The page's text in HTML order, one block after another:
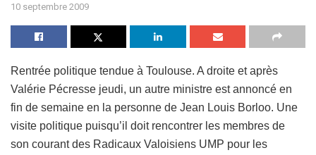
10 septembre 2009
Rentrée politique tendue à Toulouse. A droite et après
Valérie Pécresse jeudi, un autre ministre est annoncé en
fin de semaine en la personne de Jean Louis Borloo. Une
visite politique puisqu’il doit rencontrer les membres de
son courant des Radicaux Valoisiens UMP pour les